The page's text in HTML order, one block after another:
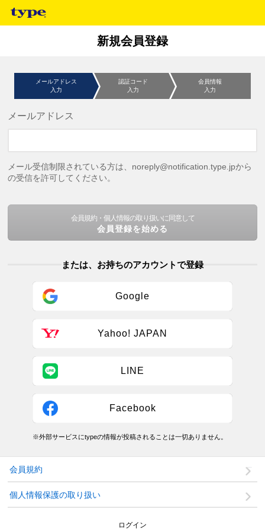
新規会員登録
メールアドレス
入力
認証コード
入力
会員情報
入力
メールアドレス
メール受信制限されている方は、noreply@notification.type.jpから
の受信を許可してください。
会員規約・個人情報の取り扱いに同意して
会員登録を始める
または、お持ちのアカウントで登録
Google
Yahoo! JAPAN
LINE
Facebook
※外部サービスにtypeの情報が投稿されることは一切ありません。
会員規約
個人情報保護の取り扱い
ログイン